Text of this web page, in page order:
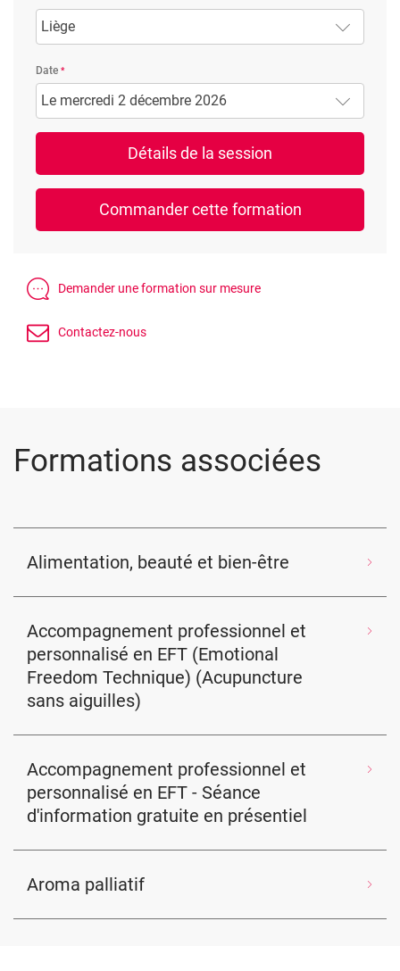
Liège
Date
Le mercredi 2 décembre 2026
Formations associées
Alimentation, beauté et bien-être
Accompagnement professionnel et
personnalisé en EFT (Emotional
Freedom Technique) (Acupuncture
sans aiguilles)
Accompagnement professionnel et
personnalisé en EFT - Séance
d'information gratuite en présentiel
Aroma palliatif